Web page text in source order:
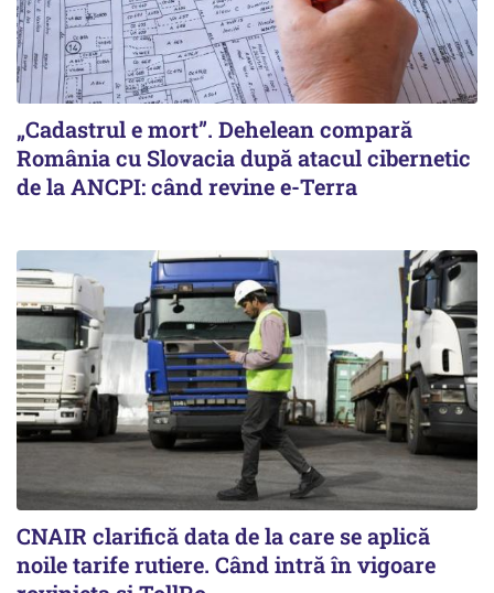
„Cadastrul e mort”. Dehelean compară
România cu Slovacia după atacul cibernetic
de la ANCPI: când revine e-Terra
CNAIR clarifică data de la care se aplică
noile tarife rutiere. Când intră în vigoare